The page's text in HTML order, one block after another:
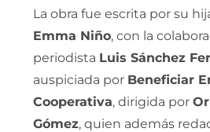
La obra fue escrita por su
Emma Niño, con la
periodista Luis Sánchez
auspiciada por Beneficiar
Cooperativa, dirigida por
Gómez, quien además